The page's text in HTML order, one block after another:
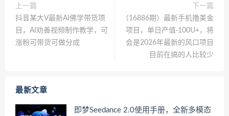
上一篇
抖音某大V最新AI佛学带货项
目，AI劝善视频制作教学，可
涨粉可带货可做分成
下一篇
（16886期）最新手机撸美金
项目，单日产值·100U+，将
会是2026年最新的风口项目
目前在搞的人比较少
最新文章
即梦Seedance 2.0使用手册，全新多模态